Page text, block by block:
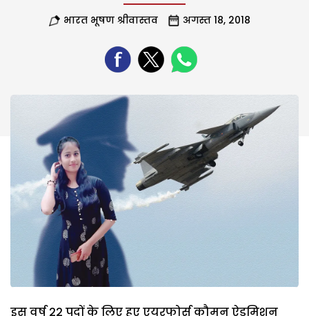
भारत भूषण श्रीवास्तव अगस्त 18, 2018
इस वर्ष 22 पदों के लिए हुए एयरफोर्स कौमन ऐडमिशन